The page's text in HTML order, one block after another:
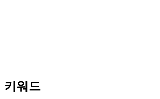
키워드